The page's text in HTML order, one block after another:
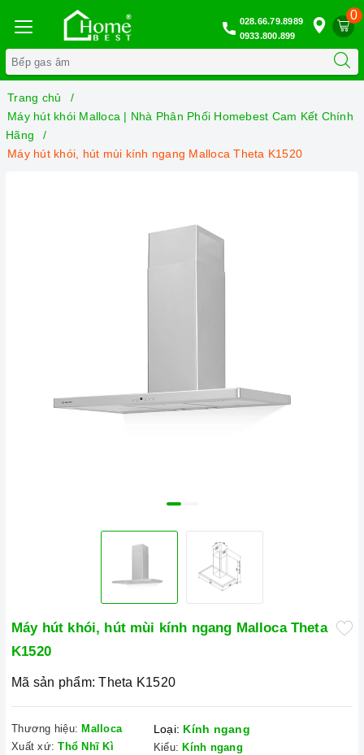
0
028.66.79.8989
0933.800.899
Trang chủ
Máy hút khói Malloca | Nhà Phân Phối Homebest Cam Kết Chính
Hãng
Máy hút khói, hút mùi kính ngang Malloca Theta K1520
Máy hút khói, hút mùi kính ngang Malloca Theta
K1520
Mã sản phẩm: Theta K1520
Thương hiệu: Malloca
Xuất xứ: Thổ Nhĩ Kì
Loại: Kính ngang
Kiểu: Kính ngang